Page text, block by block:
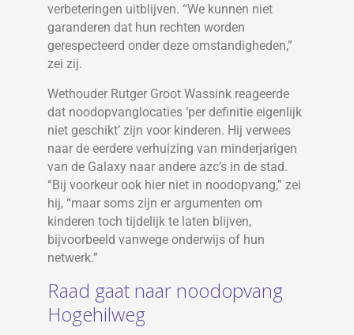
verbeteringen uitblijven. “We kunnen niet
garanderen dat hun rechten worden
gerespecteerd onder deze omstandigheden,”
zei zij.
Wethouder Rutger Groot Wassink reageerde
dat noodopvanglocaties ‘per definitie eigenlijk
niet geschikt’ zijn voor kinderen. Hij verwees
naar de eerdere verhuizing van minderjarigen
van de Galaxy naar andere azc’s in de stad.
“Bij voorkeur ook hier niet in noodopvang,” zei
hij, “maar soms zijn er argumenten om
kinderen toch tijdelijk te laten blijven,
bijvoorbeeld vanwege onderwijs of hun
netwerk.”
Raad gaat naar noodopvang
Hogehilweg